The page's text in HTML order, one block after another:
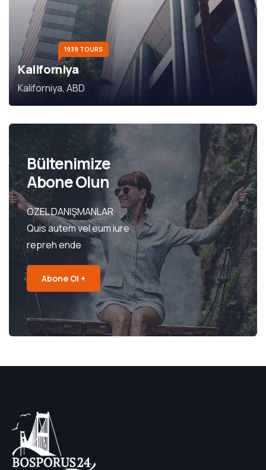
1939 TOURS
Kaliforniya
Kaliforniya, ABD
Bültenimize
Abone Olun
ÖZEL DANIŞMANLAR
Quis autem vel eum iure
repreh ende
Abone Ol +